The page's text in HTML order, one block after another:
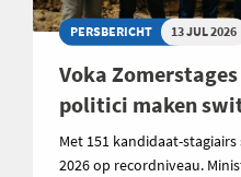
PERSBERICHT 13 JUL 2026
Voka
politici maken
Met 151 kandidaat-
2026 op recordniveau.